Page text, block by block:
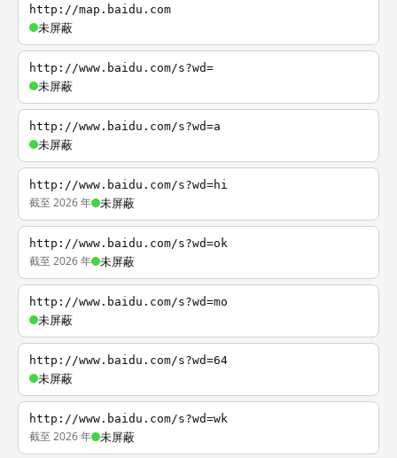
http://map.baidu.com
未屏蔽
http://www.baidu.com/s?wd=
未屏蔽
http://www.baidu.com/s?wd=a
未屏蔽
http://www.baidu.com/s?wd=hi
截至 2026 年 未屏蔽
http://www.baidu.com/s?wd=ok
截至 2026 年 未屏蔽
http://www.baidu.com/s?wd=mo
未屏蔽
http://www.baidu.com/s?wd=64
未屏蔽
http://www.baidu.com/s?wd=wk
截至 2026 年 未屏蔽